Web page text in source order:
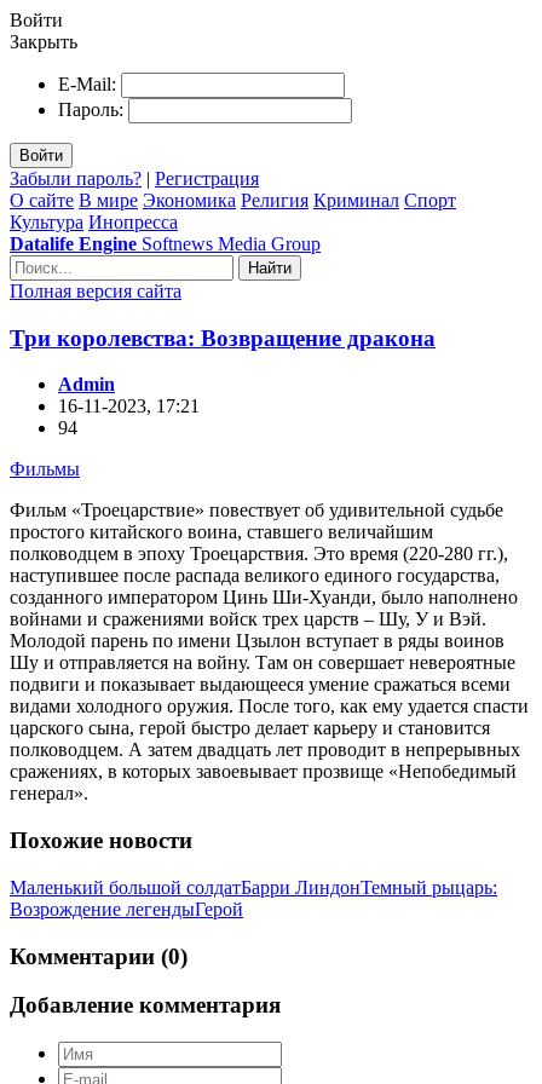
Войти
Закрыть
E-Mail:
Пароль:
Войти
Забыли пароль? | Регистрация
О сайте В мире Экономика Религия Криминал Спорт
Культура Инопресса
Datalife Engine Softnews Media Group
Найти
Полная версия сайта
Три королевства: Возвращение дракона
Admin
16-11-2023, 17:21
94
Фильмы
Фильм «Троецарствие» повествует об удивительной судьбе
простого китайского воина, ставшего величайшим
полководцем в эпоху Троецарствия. Это время (220-280 гг.),
наступившее после распада великого единого государства,
созданного императором Цинь Ши-Хуанди, было наполнено
войнами и сражениями войск трех царств – Шу, У и Вэй.
Молодой парень по имени Цзылон вступает в ряды воинов
Шу и отправляется на войну. Там он совершает невероятные
подвиги и показывает выдающееся умение сражаться всеми
видами холодного оружия. После того, как ему удается спасти
царского сына, герой быстро делает карьеру и становится
полководцем. А затем двадцать лет проводит в непрерывных
сражениях, в которых завоевывает прозвище «Непобедимый
генерал».
Похожие новости
Маленький большой солдатБарри ЛиндонТемный рыцарь:
Возрождение легендыГерой
Комментарии (0)
Добавление комментария